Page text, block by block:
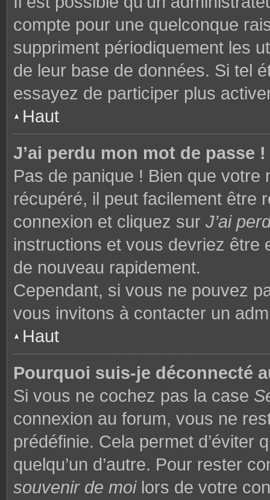
compte pour une quelconque
suppriment périodiquement les
de leur base de données. Si tel
essayez de participer plus
Haut
J’ai perdu mon mot de passe !
Pas de panique ! Bien que
récupéré, il peut facilement être
connexion et cliquez sur J’ai
instructions et vous devriez être
de nouveau rapidement.
Cependant, si vous ne pouvez
vous invitons à contacter un
Haut
Pourquoi suis-je déconnecté
Si vous ne cochez pas la case
connexion au forum, vous ne
prédéfinie. Cela permet d’éviter
quelqu’un d’autre. Pour rester
souvenir de moilors de votre